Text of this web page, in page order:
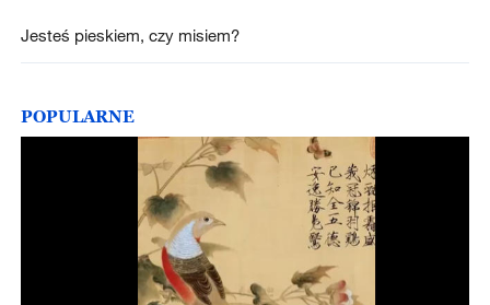
Jesteś pieskiem, czy misiem?
POPULARNE